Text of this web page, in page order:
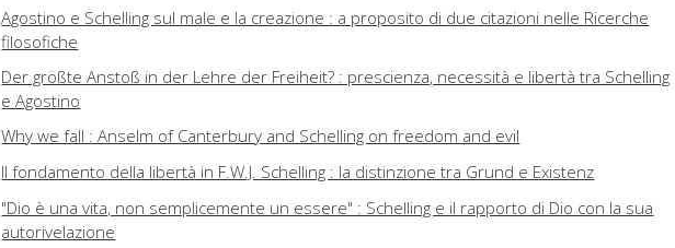
Agostino e Schelling sul male e la creazione : a proposito di due citazioni nelle Ricerche
filosofiche
Der größte Anstoß in der Lehre der Freiheit? : prescienza, necessità e libertà tra Schelling
e Agostino
Why we fall : Anselm of Canterbury and Schelling on freedom and evil
Il fondamento della libertà in F.W.J. Schelling : la distinzione tra Grund e Existenz
"Dio è una vita, non semplicemente un essere" : Schelling e il rapporto di Dio con la sua
autorivelazione